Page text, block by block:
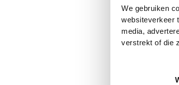
We gebruiken
websiteverkeer
media,
verstrekt of die
Application